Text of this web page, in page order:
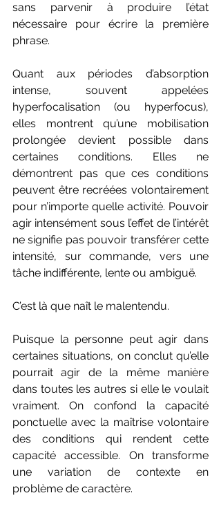
sans parvenir à produire l’état
nécessaire pour écrire la première
phrase.
Quant aux périodes d’absorption
intense, souvent appelées
hyperfocalisation (ou hyperfocus),
elles montrent qu’une mobilisation
prolongée devient possible dans
certaines conditions. Elles ne
démontrent pas que ces conditions
peuvent être recréées volontairement
pour n’importe quelle activité. Pouvoir
agir intensément sous l’effet de l’intérêt
ne signifie pas pouvoir transférer cette
intensité, sur commande, vers une
tâche indifférente, lente ou ambiguë.
C’est là que naît le malentendu.
Puisque la personne peut agir dans
certaines situations, on conclut qu’elle
pourrait agir de la même manière
dans toutes les autres si elle le voulait
vraiment. On confond la capacité
ponctuelle avec la maîtrise volontaire
des conditions qui rendent cette
capacité accessible. On transforme
une variation de contexte en
problème de caractère.